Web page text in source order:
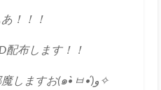
！！！
配布します！！
みなさんの元へお邪魔しますお(๑•̀ㅂ•́)و✧